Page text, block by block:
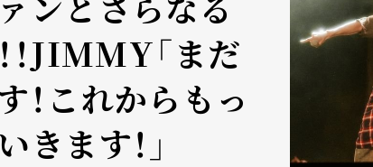
！JIMMY「まだ
！これからもっ
きます！」